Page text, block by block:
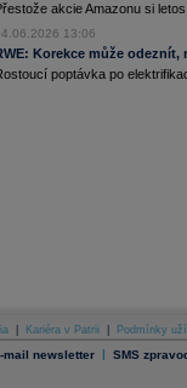
akcie Amazonu si
13:06
Korekce může
poptávka po
Kariéra v Patrii Podmínky
mail newsletter | SMS